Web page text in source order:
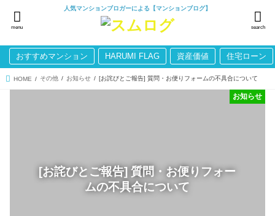
人気マンションブロガーによる【マンションブログ】
search
menu
おすすめマンション HARUMI FLAG 資産価値 住宅ローン
HOME その他 お知らせ [お詫びとご報告] 質問・お便りフォームの不具合について
[お詫びとご報告] 質問・お便りフォー
ムの不具合について
お知らせ